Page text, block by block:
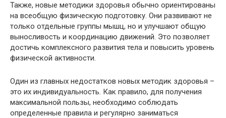
Также, новые методики здоровья обычно ориентированы
на всеобщую физическую подготовку. Они развивают не
только отдельные группы мышц, но и улучшают общую
выносливость и координацию движений. Это позволяет
достичь комплексного развития тела и повысить уровень
физической активности.
Один из главных недостатков новых методик здоровья –
это их индивидуальность. Как правило, для получения
максимальной пользы, необходимо соблюдать
определенные правила и регулярно заниматься